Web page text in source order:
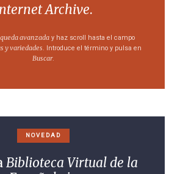
Archive.
avanzada y haz scroll hasta el campo
y variedades . Introduce el término y pulsa en
Buscar.
NOVEDAD
Biblioteca Virtual de la